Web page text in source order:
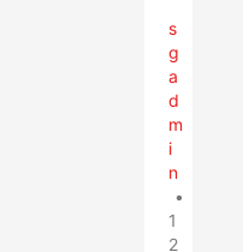
s
g
a
d
m
i
n
•
1
2